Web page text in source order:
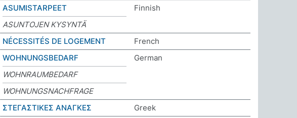
ASUMISTARPEET
Finnish
ASUNTOJEN KYSYNTÄ
NÉCESSITÉS DE LOGEMENT
French
WOHNUNGSBEDARF
German
WOHNRAUMBEDARF
WOHNUNGSNACHFRAGE
ΣΤΕΓΑΣΤΙΚΕΣ ΑΝΑΓΚΕΣ
Greek